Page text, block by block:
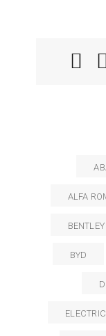
ALFA
BENTLEY
BYD